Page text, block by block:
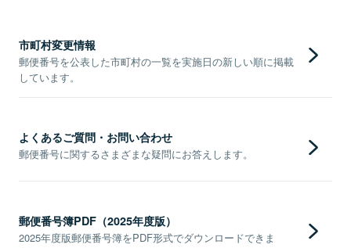
市町村変更情報
郵便番号を公表した市町村の一覧を実施日の新しい順に掲載
しています。
よくあるご質問・お問い合わせ
郵便番号に関するさまざまな疑問にお答えします。
郵便番号簿PDF（2025年度版）
2025年度版郵便番号簿をPDF形式でダウンロードできま